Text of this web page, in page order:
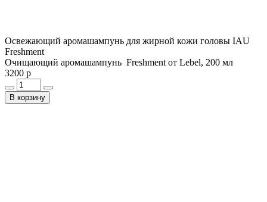
Освежающий аромашампунь для жирной кожи головы IAU
Freshment
Очищающий аромашампунь Freshment от Lebel, 200 мл
3200 р
В корзину